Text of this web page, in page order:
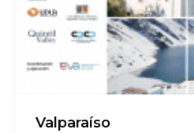
Valparaíso